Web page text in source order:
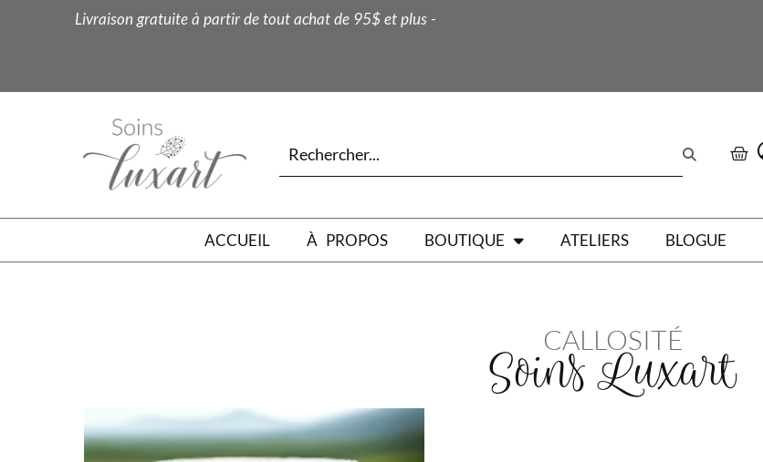
Livraison gratuite à partir de tout achat de 95$ et plus -
ACCUEIL À PROPOS BOUTIQUE ATELIERS BLOGUE
CALLOSITÉ
Soins Luxart